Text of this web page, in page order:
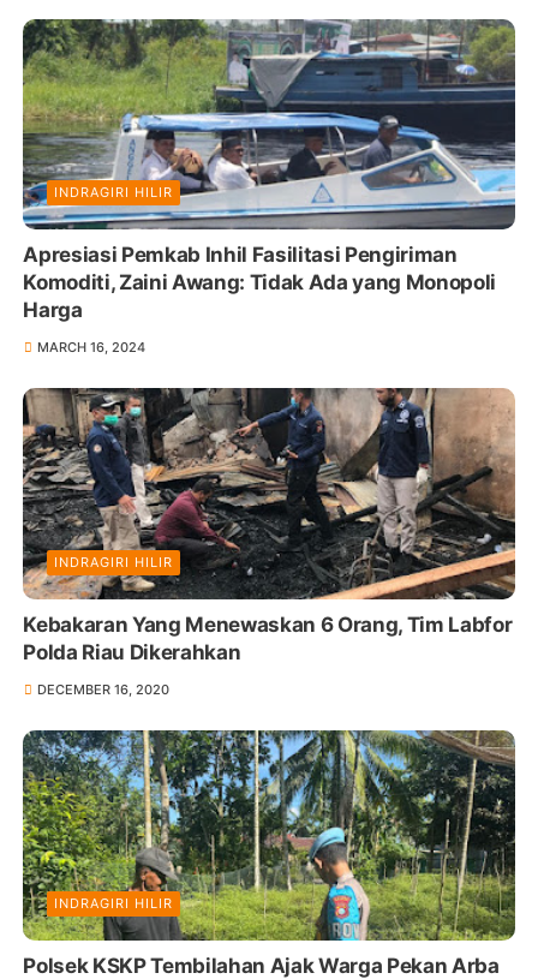
INDRAGIRI HILIR
Apresiasi Pemkab Inhil Fasilitasi Pengiriman
Komoditi, Zaini Awang: Tidak Ada yang Monopoli
Harga
MARCH 16, 2024
INDRAGIRI HILIR
Kebakaran Yang Menewaskan 6 Orang, Tim Labfor
Polda Riau Dikerahkan
DECEMBER 16, 2020
INDRAGIRI HILIR
Polsek KSKP Tembilahan Ajak Warga Pekan Arba